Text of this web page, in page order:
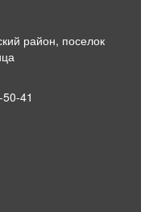
район, поселок
41